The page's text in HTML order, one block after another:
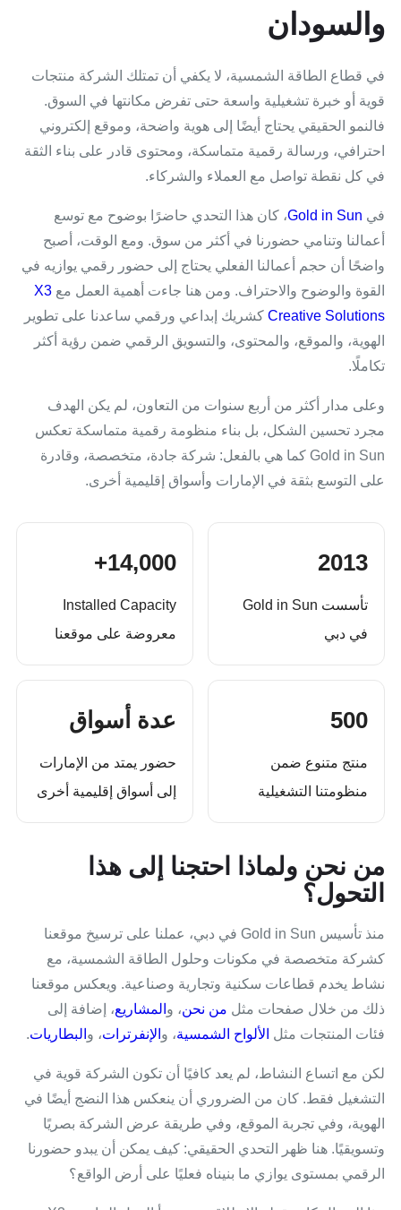
والسودان
في قطاع الطاقة الشمسية، لا يكفي أن تمتلك الشركة منتجات
قوية أو خبرة تشغيلية واسعة حتى تفرض مكانتها في السوق.
فالنمو الحقيقي يحتاج أيضًا إلى هوية واضحة، وموقع إلكتروني
احترافي، ورسالة رقمية متماسكة، ومحتوى قادر على بناء الثقة
في كل نقطة تواصل مع العملاء والشركاء.
في Gold in Sun، كان هذا التحدي حاضرًا بوضوح مع توسع
أعمالنا وتنامي حضورنا في أكثر من سوق. ومع الوقت، أصبح
واضحًا أن حجم أعمالنا الفعلي يحتاج إلى حضور رقمي يوازيه في
القوة والوضوح والاحتراف. ومن هنا جاءت أهمية العمل مع X3
Creative Solutions كشريك إبداعي ورقمي ساعدنا على تطوير
الهوية، والموقع، والمحتوى، والتسويق الرقمي ضمن رؤية أكثر
تكاملًا.
وعلى مدار أكثر من أربع سنوات من التعاون، لم يكن الهدف
مجرد تحسين الشكل، بل بناء منظومة رقمية متماسكة تعكس
Gold in Sun كما هي بالفعل: شركة جادة، متخصصة، وقادرة
على التوسع بثقة في الإمارات وأسواق إقليمية أخرى.
2013
تأسست Gold in Sun
في دبي
14,000+
Installed Capacity
معروضة على موقعنا
500
منتج متنوع ضمن
منظومتنا التشغيلية
عدة أسواق
حضور يمتد من الإمارات
إلى أسواق إقليمية أخرى
من نحن ولماذا احتجنا إلى هذا
التحول؟
منذ تأسيس Gold in Sun في دبي، عملنا على ترسيخ موقعنا
كشركة متخصصة في مكونات وحلول الطاقة الشمسية، مع
نشاط يخدم قطاعات سكنية وتجارية وصناعية. ويعكس موقعنا
ذلك من خلال صفحات مثل من نحن، و المشاريع، إضافة إلى
فئات المنتجات مثل الألواح الشمسية، و الإنفرترات، و البطاريات.
لكن مع اتساع النشاط، لم يعد كافيًا أن تكون الشركة قوية في
التشغيل فقط. كان من الضروري أن ينعكس هذا النضج أيضًا في
الهوية، وفي تجربة الموقع، وفي طريقة عرض الشركة بصريًا
وتسويقيًا. هنا ظهر التحدي الحقيقي: كيف يمكن أن يبدو حضورنا
الرقمي بمستوى يوازي ما بنيناه فعليًا على أرض الواقع؟